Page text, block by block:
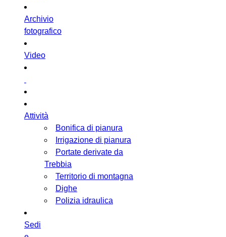
Archivio
fotografico
Video
Attività
Bonifica di pianura
Irrigazione di pianura
Portate derivate da
Trebbia
Territorio di montagna
Dighe
Polizia idraulica
Sedi